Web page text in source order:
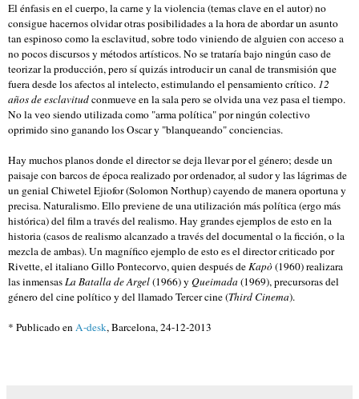
El énfasis en el cuerpo, la carne y la violencia (temas clave en el autor) no
consigue hacernos olvidar otras posibilidades a la hora de abordar un asunto
tan espinoso como la esclavitud, sobre todo viniendo de alguien con acceso a
no pocos discursos y métodos artísticos. No se trataría bajo ningún caso de
teorizar la producción, pero sí quizás introducir un canal de transmisión que
fuera desde los afectos al intelecto, estimulando el pensamiento crítico. 12
años de esclavitudconmueve en la sala pero se olvida una vez pasa el tiempo.
No la veo siendo utilizada como "arma política" por ningún colectivo
oprimido sino ganando los Oscar y "blanqueando" conciencias.
Hay muchos planos donde el director se deja llevar por el género; desde un
paisaje con barcos de época realizado por ordenador, al sudor y las lágrimas de
un genial Chiwetel Ejiofor (Solomon Northup) cayendo de manera oportuna y
precisa. Naturalismo. Ello previene de una utilización más política (ergo más
histórica) del film a través del realismo. Hay grandes ejemplos de esto en la
historia (casos de realismo alcanzado a través del documental o la ficción, o la
mezcla de ambas). Un magnífico ejemplo de esto es el director criticado por
Rivette, el italiano Gillo Pontecorvo, quien después deKapò(1960) realizara
las inmensasLa Batalla de Argel(1966) y Queimada (1969), precursoras del
género del cine político y del llamado Tercer cine (Third Cinema).
* Publicado enA-desk, Barcelona, 24-12-2013